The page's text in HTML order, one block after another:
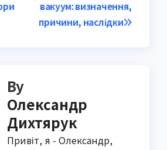
вакуум: визначення,
причини, наслідки
By
Олександр
Дихтярук
Привіт, я - Олександр,